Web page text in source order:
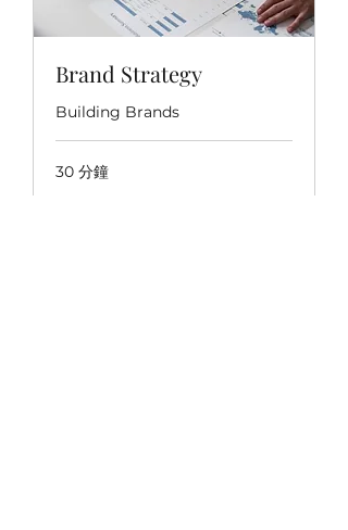
Brand Strategy
Building Brands
30 分鐘